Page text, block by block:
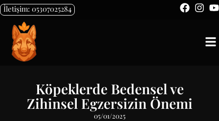
İletişim: 05307025284
Köpeklerde Bedensel ve
Zihinsel Egzersizin Önemi
05/01/2025